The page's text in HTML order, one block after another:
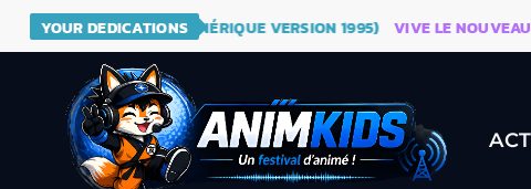
YOUR DEDICATIONS
- DRAGON BALL (GÉNÉRIQUE VERSION 1995) VIVE LE NOUVEAU SITE